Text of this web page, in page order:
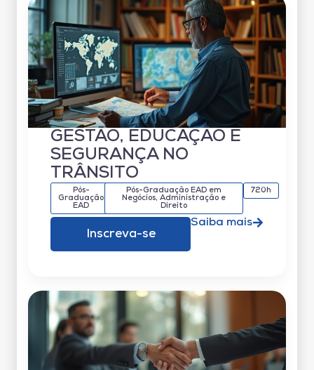
GESTÃO, EDUCAÇÃO E
SEGURANÇA NO
TRÂNSITO
Pós-
Graduação
EAD
Pós-Graduação EAD em
Negócios, Administração e
Direito
720h
Inscreva-se
Saiba mais